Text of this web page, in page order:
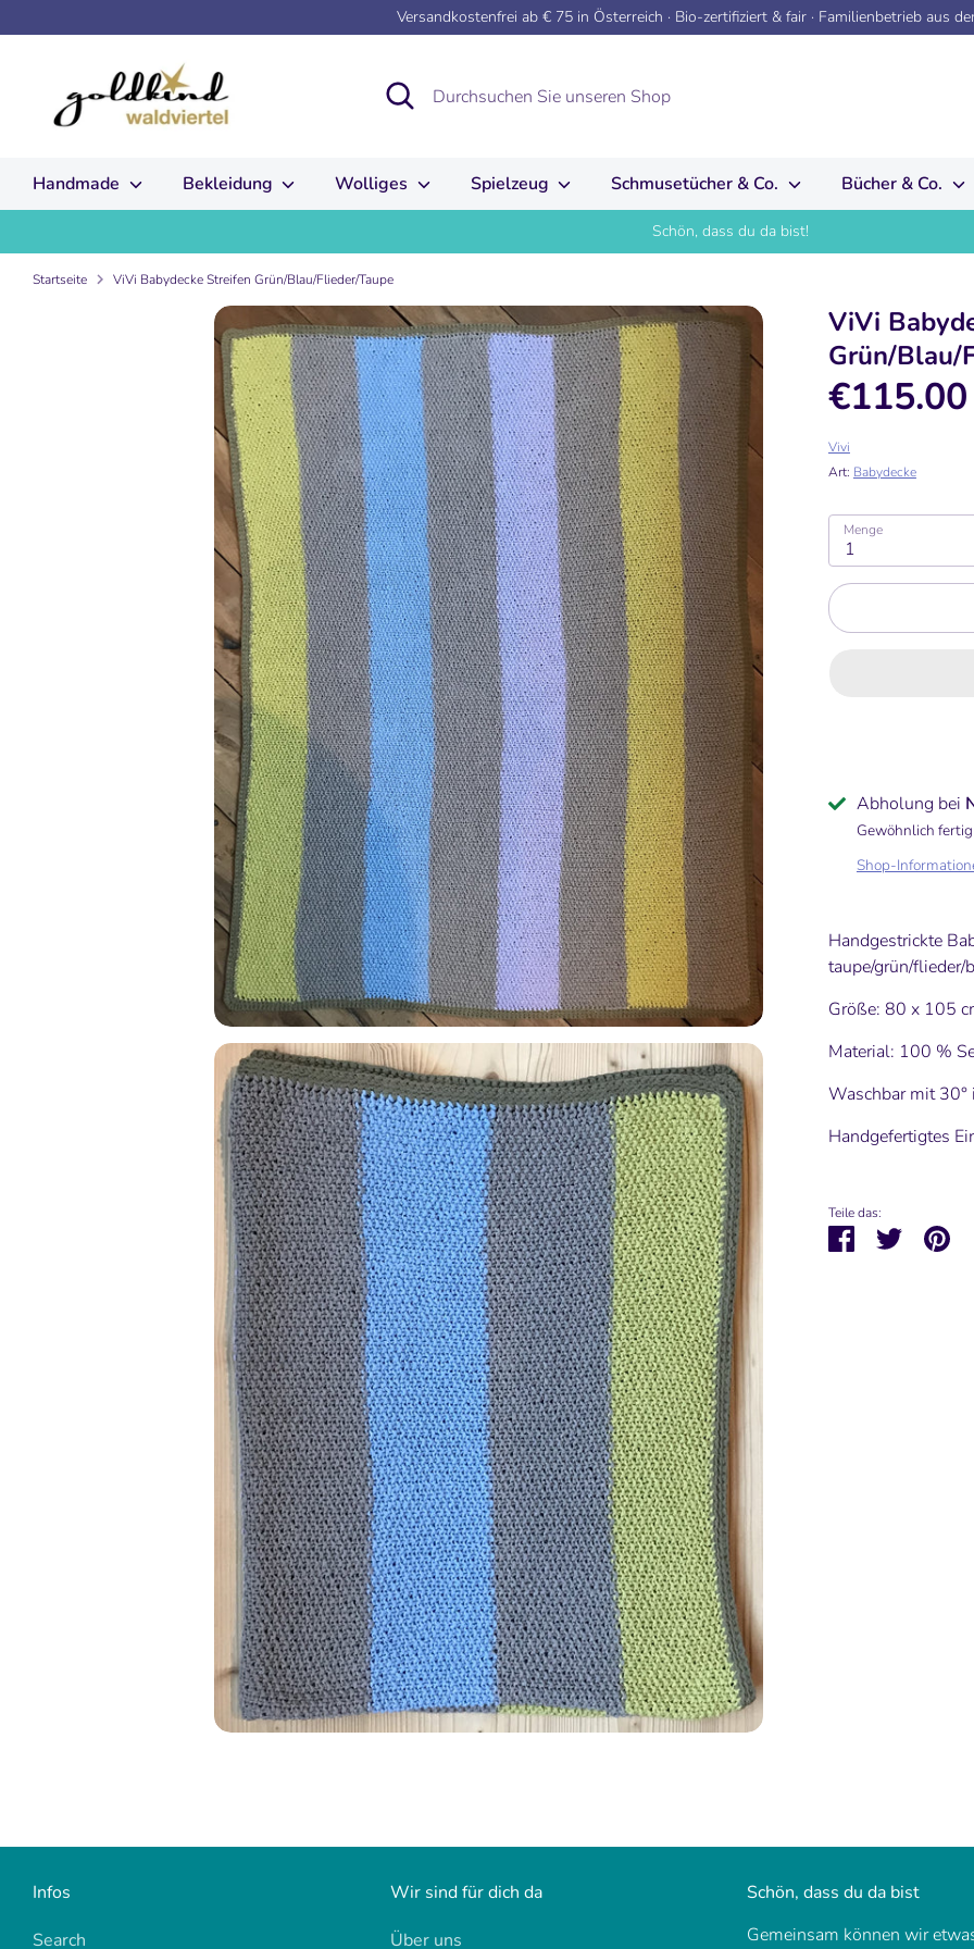
zum
Versandkostenfrei ab € 75 in Österreich · Bio-zertifiziert & fair · Familienbetrieb aus
Suchen
Durchsuchen
Sie
Handmade Bekleidung Wolliges Spielzeug Schmusetücher & Co. Bücher & Co.
Schön, dass du da bist!
Startseite ViVi Babydecke Streifen Grün/Blau/Flieder/Taupe
ViVi
Grün/Blau/
€115.00
Vivi
Art: Babydecke
Menge
1
Abholung bei
Gewöhnlich
Shop-
Handgestrickte
taupe/grün/flieder/
Größe: 80 x 105
Material: 100 %
Waschbar mit
Handgefertigtes
Teile das:
TeilenTwittern
Infos
Search
Wir sind für dich da
Über uns
Schön, dass du da bist
Gemeinsam können wir